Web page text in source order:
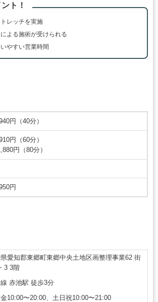
ト！
レッチを実施
よる施術が受けられる
やすい営業時間
円（40分）
円（60分）
円（80分）
円
愛知郡東郷町東郷中央土地区画整理事業62 街
3 3階
赤池駅 徒歩3分
金10:00〜20:00、土日祝10:00〜21:00